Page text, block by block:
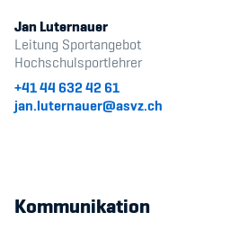
Jan Luternauer
Leitung Sportangebot
Hochschulsportlehrer
+41 44 632 42 61
jan.luternauer@asvz.ch
Kommunikation